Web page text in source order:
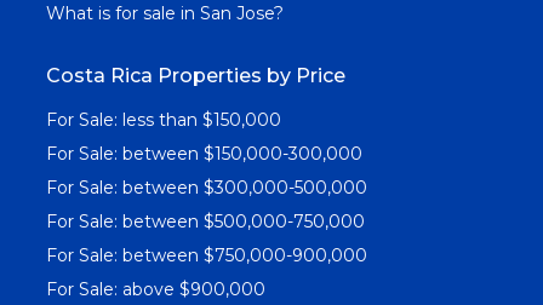
What is for sale in San Jose?
Costa Rica Properties by Price
For Sale: less than $150,000
For Sale: between $150,000-300,000
For Sale: between $300,000-500,000
For Sale: between $500,000-750,000
For Sale: between $750,000-900,000
For Sale: above $900,000